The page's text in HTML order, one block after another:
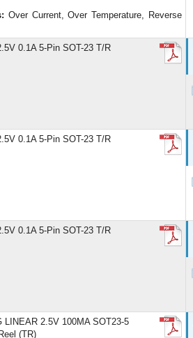
Over Current, Over Temperature, Reverse
0.1A 5-Pin SOT-23 T/R
0.1A 5-Pin SOT-23 T/R
0.1A 5-Pin SOT-23 T/R
LINEAR 2.5V 100MA SOT23-5
(TR)